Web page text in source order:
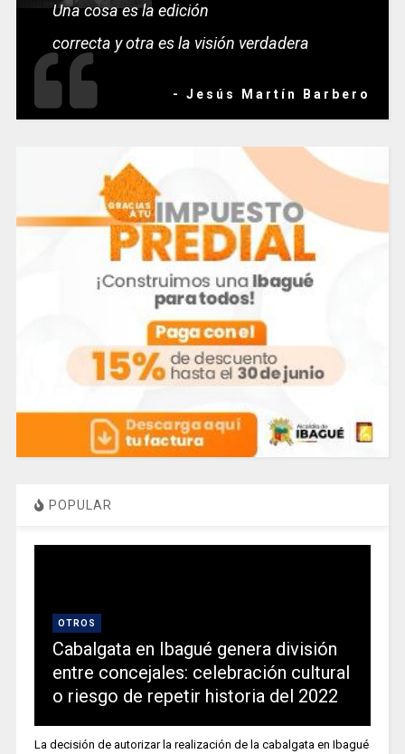
Una cosa es la edición
correcta y otra es la visión verdadera
- Jesús Martín Barbero
POPULAR
OTROS
Cabalgata en Ibagué genera división
entre concejales: celebración cultural
o riesgo de repetir historia del 2022
La decisión de autorizar la realización de la cabalgata en Ibagué